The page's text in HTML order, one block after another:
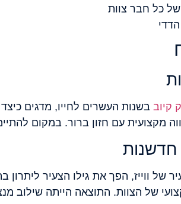
כל חבר צוות
קיוב בשנות העשרים לחייו, מדגים
מקצועית עם חזון ברור. במקום
חדשנות
של ווייז, הפך את גילו הצעיר
של הצוות. התוצאה הייתה שילוב